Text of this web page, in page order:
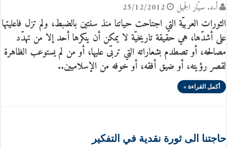
أ.د. سيّار الجَميل 25/12/2012
الثورات العربيّة التي اجتاحت حياتنا منذ سنتين بالضبط، ولم تزل فاعليتها
على أشدّها، هي حقيقة تاريخيّة لا يمكن أن ينكرها أحد إلا من تهدّد
مصالحه، أو تصطدم بشعاراته التي تربّى عليها، أو من لم يستوعب الظاهرة
لقصر رؤيته، أو ضيق أفقه، أو خوفه من الإسلاميين..
أكمل القراءة »
حاجتنا الى ثورة نقدية في التفكير